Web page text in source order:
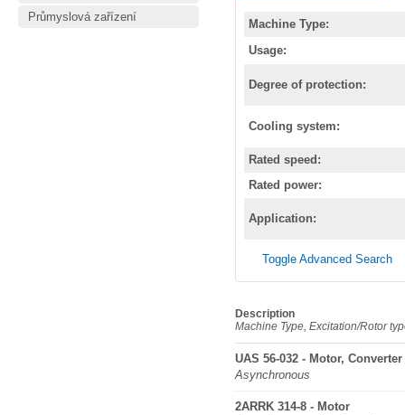
Průmyslová zařízení
Machine Type:
Usage:
Degree of protection:
Cooling system:
Rated speed:
Rated power:
Application:
Toggle Advanced Search
Description
Machine Type, Excitation/Rotor
UAS 56-032 - Motor, Converter
Asynchronous
2ARRK 314-8 - Motor